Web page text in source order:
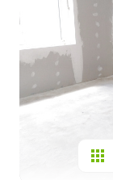
contact